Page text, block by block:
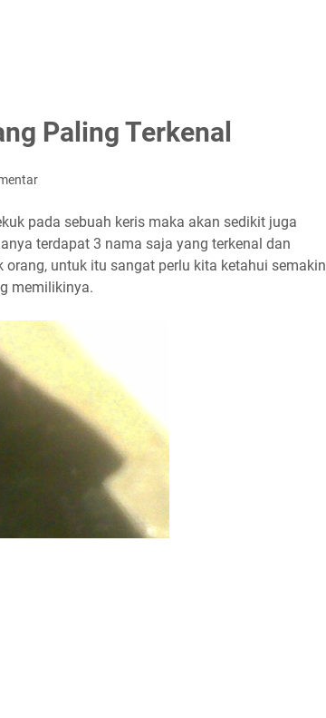
Paling Terkenal
pada sebuah keris maka akan sedikit juga
terdapat 3 nama saja yang terkenal dan
untuk itu sangat perlu kita ketahui semakin
memilikinya.